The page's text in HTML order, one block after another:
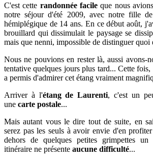
C'est cette randonnée facile que nous
notre séjourd'été 2009, avec notre fille
hémiplégique de 14 ans. En ce début août,
brouillard qui dissimulait le paysage se
mais que nenni, impossible de distinguer quoi
Nous ne pouvions en rester là, aussi avons-
tentative quelques jours plus tard... Cette
a permis d'admirer cet étang vraiment
Arriver à l'étang de Laurenti, c'est un
une carte postale...
Mais autant vous le dire tout de suite, en
serez pas les seuls à avoir envie d'en
dehors de quelques petites grimpettes
itinéraire ne présente aucune difficulté...